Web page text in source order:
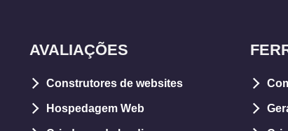
AVALIAÇÕES
Construtores de websites
Hospedagem Web